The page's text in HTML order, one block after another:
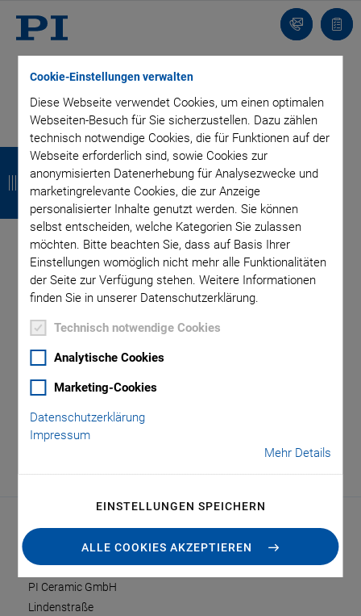
Cookie-Einstellungen verwalten
Diese Webseite verwendet Cookies, um einen optimalen
Webseiten-Besuch für Sie sicherzustellen. Dazu zählen
technisch notwendige Cookies, die für Funktionen auf der
Webseite erforderlich sind, sowie Cookies zur
anonymisierten Datenerhebung für Analysezwecke und
marketingrelevante Cookies, die zur Anzeige
personalisierter Inhalte genutzt werden. Sie können
selbst entscheiden, welche Kategorien Sie zulassen
möchten. Bitte beachten Sie, dass auf Basis Ihrer
Einstellungen womöglich nicht mehr alle Funktionalitäten
der Seite zur Verfügung stehen. Weitere Informationen
finden Sie in unserer Datenschutzerklärung.
Technisch notwendige Cookies
Analytische Cookies
Marketing-Cookies
Datenschutzerklärung
Impressum
Mehr Details
EINSTELLUNGEN SPEICHERN
ALLE COOKIES AKZEPTIEREN
Kontakt
Kategorien
Anwendung Astronomie Unternehmen
Medizintechnik
Produkt
Technologie Video
Tag: Interview
KONTAKT
PI Ceramic GmbH
Lindenstraße
Z
u
r
ü
c
k
Z
u
r
ü
c
k
Z
u
r
ü
c
k
Z
u
r
ü
c
k